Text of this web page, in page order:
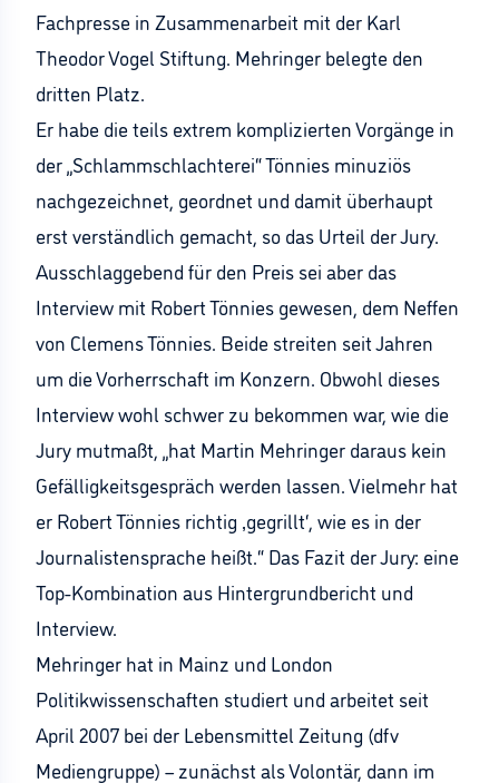
Fachpresse in Zusammenarbeit mit der Karl
Theodor Vogel Stiftung. Mehringer belegte den
dritten Platz.
Er habe die teils extrem komplizierten Vorgänge in
der „Schlammschlachterei“ Tönnies minuziös
nachgezeichnet, geordnet und damit überhaupt
erst verständlich gemacht, so das Urteil der Jury.
Ausschlaggebend für den Preis sei aber das
Interview mit Robert Tönnies gewesen, dem Neffen
von Clemens Tönnies. Beide streiten seit Jahren
um die Vorherrschaft im Konzern. Obwohl dieses
Interview wohl schwer zu bekommen war, wie die
Jury mutmaßt, „hat Martin Mehringer daraus kein
Gefälligkeitsgespräch werden lassen. Vielmehr hat
er Robert Tönnies richtig ‚gegrillt‘, wie es in der
Journalistensprache heißt.“ Das Fazit der Jury: eine
Top-Kombination aus Hintergrundbericht und
Interview.
Mehringer hat in Mainz und London
Politikwissenschaften studiert und arbeitet seit
April 2007 bei der Lebensmittel Zeitung (dfv
Mediengruppe) – zunächst als Volontär, dann im